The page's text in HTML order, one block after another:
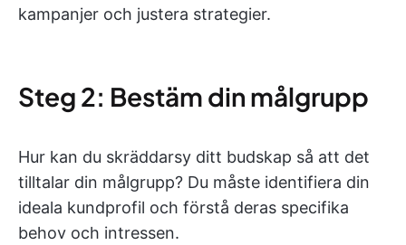
kampanjer och justera strategier.
Steg 2: Bestäm din målgrupp
Hur kan du skräddarsy ditt budskap så att det
tilltalar din målgrupp? Du måste identifiera din
ideala kundprofil och förstå deras specifika
behov och intressen.